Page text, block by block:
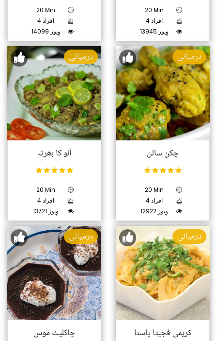
20 Min
4 افراد
14099 وِیوز
20 Min
4 افراد
13945 وِیوز
درمیانی
آلو کا بھرتہ
20 Min
4 افراد
13721 وِیوز
درمیانی
چکن سالن
20 Min
4 افراد
12922 وِیوز
درمیانی
چاکلیٹ موس
درمیانی
کریمی فجیتا پاستا